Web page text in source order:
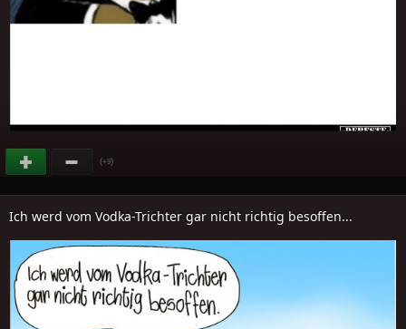
(+9)
Ich werd vom Vodka-Trichter gar nicht richtig besoffen...